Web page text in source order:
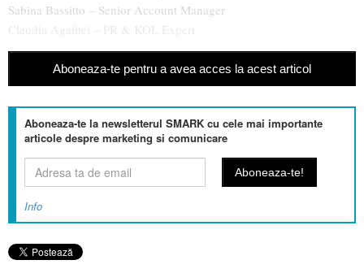
Sabina Bassitto – Senior Account Manager
Claudia Agafitei – PR & KOL Expert
Aboneaza-te pentru a avea acces la acest articol
Aboneaza-te la newsletterul SMARK cu cele mai importante
articole despre marketing si comunicare
Info